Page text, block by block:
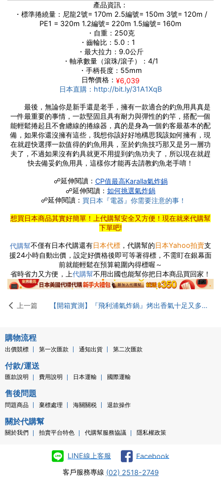
產品資訊：
・標準捲繞量：尼龍2號= 170m 2.5編號= 150m 3號= 120m /
PE1 = 320m 1.2編號= 220m 1.5編號= 160m
・自重：250克
・齒輪比：5.0：1
・最大拉力：9.0公斤
・軸承數量（滾珠/滾子）：4/1
・手柄長度：55mm
日幣價格： ¥6,039
日本直購：http://bit.ly/31A1XqB
最後，無論你是新手還是老手，擁有一款適合的釣魚用具真是
一件最重要的事情，一款堅固且具有耐力與彈性的釣竿，搭配一個
能輕鬆捲起且不會纏線的捲線器，真的是身為一個釣客最基本的配
備，如果你還沒擁有這些，我想你該好好地構思我該如何擁有，現
在就趕快選擇一款值得的釣魚用具，至於釣魚技巧那又是另一層功
夫了，不過如果沒有釣具就更不用提到釣魚功夫了，所以現在就趕
快去備妥釣魚用具，這樣你才能再去請教釣魚老手唷！
☍延伸閱讀： CP值最高Karalla氣炸鍋
☍延伸閱讀： 如何挑選氣炸鍋
☍延伸閱讀： 買日本『電器』你需要注意的事！
想買日本商品其實好簡單！上代購幫安全又方便！現在就來代購幫
下單吧!
代購幫不僅有日本代購還有日本代標 ，代購幫的日本Yahoo拍賣支
援24小時自動出價，設定好價格後即可等著得標，不需盯在銀幕面
前就能輕鬆在預算範圍內得標喔～
省時省力又方便，上代購幫不用出國也能幫你把日本商品買回家！
上一篇 【開箱實測】『飛利浦氣炸鍋』烤出香氣十足又多汁的牛排，增肌減脂餐的最佳幫手
購物流程
出價競標 第一次匯款 通知出貨 第二次匯款
付款/運送
匯款說明 費用說明 日本運輸 國際運輸
售後問題
問題商品 棄標處理 海關關税 退款操作
關於代購幫
關於我們 拍賣平台特色 代購幫服務協議 隱私權政策
LINE線上客服
Facebook
客戶服務專線 (02) 2518-2749